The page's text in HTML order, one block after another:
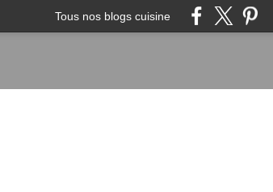
Tous nos blogs cuisine